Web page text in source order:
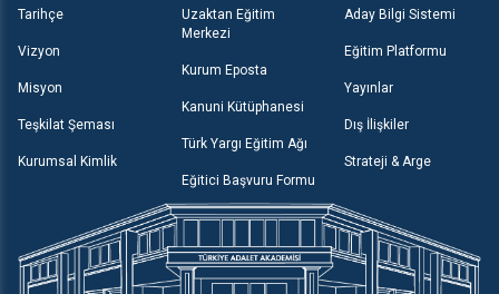
Tarihçe
Vizyon
Misyon
Teşkilat Şeması
Kurumsal Kimlik
Uzaktan Eğitim
Merkezi
Kurum Eposta
Kanuni Kütüphanesi
Türk Yargı Eğitim Ağı
Eğitici Başvuru Formu
Aday Bilgi Sistemi
Eğitim Platformu
Yayınlar
Dış İlişkiler
Strateji & Arge